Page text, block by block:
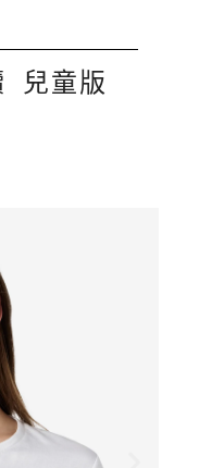
兒童版